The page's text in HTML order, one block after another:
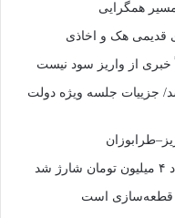
مسیر همگرایی
قدیمی هک و اخاذی
خبری از واریز سود نیست
جزییات جلسه ویژه دولت
قطعه‌سازی است